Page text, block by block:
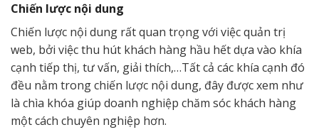
Chiến lược nội dung
Chiến lược nội dung rất quan trọng với việc quản trị
web, bởi việc thu hút khách hàng hầu hết dựa vào khía
cạnh tiếp thị, tư vấn, giải thích,…Tất cả các khía cạnh đó
đều nằm trong chiến lược nội dung, đây được xem như
là chìa khóa giúp doanh nghiệp chăm sóc khách hàng
một cách chuyên nghiệp hơn.